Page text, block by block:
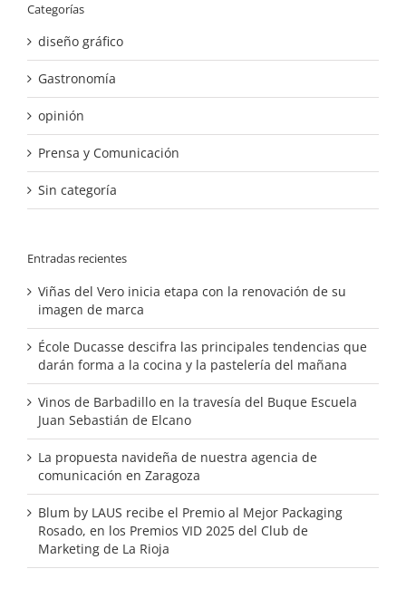
Categorías
diseño gráfico
Gastronomía
opinión
Prensa y Comunicación
Sin categoría
Entradas recientes
Viñas del Vero inicia etapa con la renovación de su
imagen de marca
École Ducasse descifra las principales tendencias que
darán forma a la cocina y la pastelería del mañana
Vinos de Barbadillo en la travesía del Buque Escuela
Juan Sebastián de Elcano
La propuesta navideña de nuestra agencia de
comunicación en Zaragoza
Blum by LAUS recibe el Premio al Mejor Packaging
Rosado, en los Premios VID 2025 del Club de
Marketing de La Rioja